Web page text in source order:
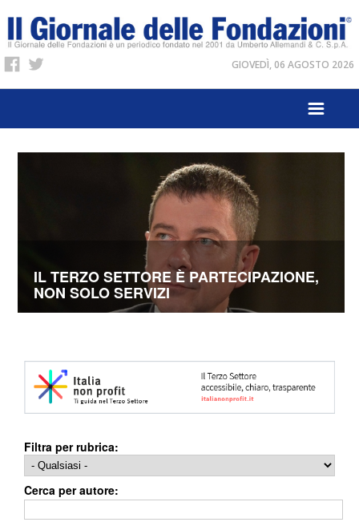
GIOVEDÌ, 06 AGOSTO 2026
IL TERZO SETTORE È PARTECIPAZIONE,
NON SOLO SERVIZI
Filtra per rubrica:
Cerca per autore: